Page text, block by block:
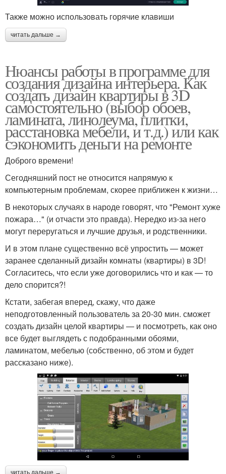
Также можно использовать горячие клавиши
читать дальше →
Нюансы работы в программе для
создания дизайна интерьера. Как
создать дизайн квартиры в 3D
самостоятельно (выбор обоев,
ламината, линолеума, плитки,
расстановка мебели, и т.д.) или как
сэкономить деньги на ремонте
Доброго времени!
Сегодняшний пост не относится напрямую к
компьютерным проблемам, скорее приближен к жизни…
В некоторых случаях в народе говорят, что "Ремонт хуже
пожара…" (и отчасти это правда). Нередко из-за него
могут переругаться и лучшие друзья, и родственники.
И в этом плане существенно всё упростить — может
заранее сделанный дизайн комнаты (квартиры) в 3D!
Согласитесь, что если уже договорились что и как — то
дело спорится?!
Кстати, забегая вперед, скажу, что даже
неподготовленный пользователь за 20-30 мин. сможет
создать дизайн целой квартиры — и посмотреть, как оно
все будет выглядеть с подобранными обоями,
ламинатом, мебелью (собственно, об этом и будет
рассказано ниже).
читать дальше →